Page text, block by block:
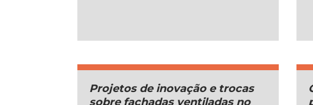
Projetos de inovação e trocas
sobre fachadas ventiladas no